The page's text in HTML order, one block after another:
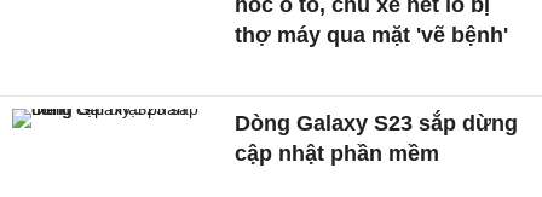
thợ máy qua mặt 'vẽ bệnh'
Dòng Galaxy S23 sắp dừng
cập nhật phần mềm